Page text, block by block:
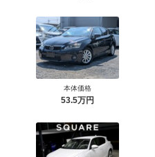
本体価格
53.5万円